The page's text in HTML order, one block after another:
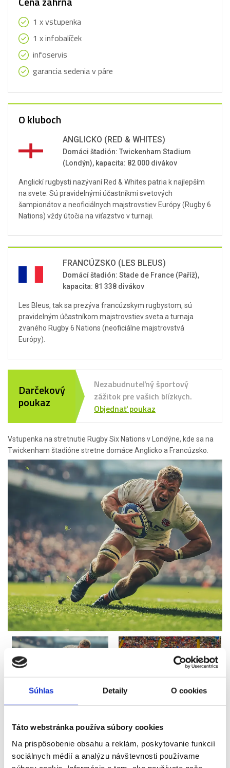
Súhlas Detaily O cookies
Táto webstránka používa súbory cookies
Na prispôsobenie obsahu a reklám, poskytovanie funkcií
sociálnych médií a analýzu návštevnosti používame
Vstupenka na stretnutie Rugby Six Nations v Londýne, kde sa na
Twickenham štadióne stretne domáce Anglicko a Francúzsko.
1 x vstupenka
1 x infobalíček
infoservis
garancia sedenia v páre
O kluboch
ANGLICKO (RED & WHITES)
Domáci štadión: Twickenham Stadium
(Londýn), kapacita: 82 000 divákov
Anglickí rugbysti nazývaní Red & Whites patria k najlepším
na svete. Sú pravidelnými účastníkmi svetových
šampionátov a neoficiálnych majstrovstiev Európy (Rugby 6
Nations) vždy útočia na viťazstvo v turnaji.
FRANCÚZSKO (LES BLEUS)
Domácí štadión: Stade de France (Paříž),
kapacita: 81 338 divákov
Les Bleus, tak sa prezýva francúzskym rugbystom, sú
pravidelným účastníkom majstrovstiev sveta a turnaja
zvaného Rugby 6 Nations (neoficiálne majstrovstvá
Európy).
Darčekový
poukaz
Nezabudnuteľný športový
zážitok pre vašich blízkych.
Objednať poukaz